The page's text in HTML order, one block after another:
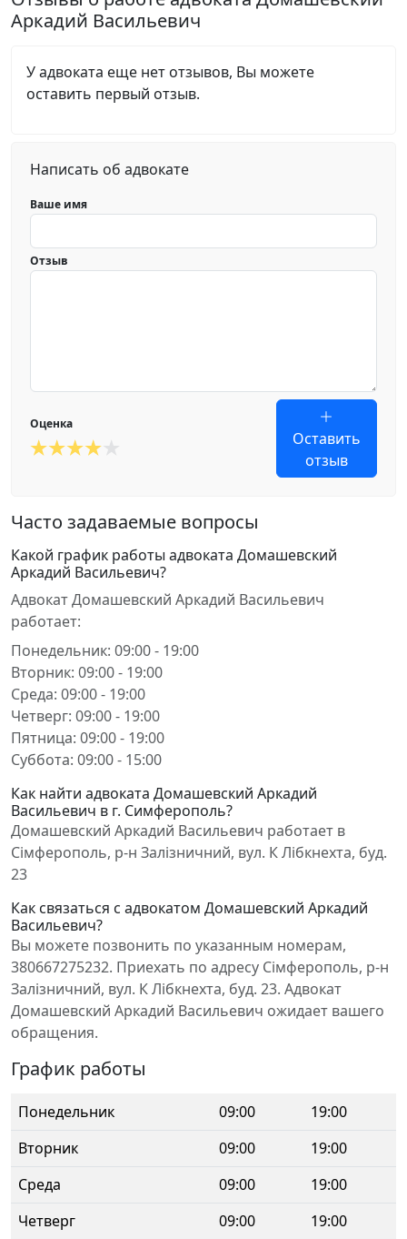
Аркадий Васильевич
У адвоката еще нет отзывов, Вы можете
оставить первый отзыв.
Написать об адвокате
Ваше имя
Отзыв
Оценка
Оставить
отзыв
Часто задаваемые вопросы
Какой график работы адвоката Домашевский
Аркадий Васильевич?
Адвокат Домашевский Аркадий Васильевич
работает:
Понедельник: 09:00 - 19:00
Вторник: 09:00 - 19:00
Среда: 09:00 - 19:00
Четверг: 09:00 - 19:00
Пятница: 09:00 - 19:00
Суббота: 09:00 - 15:00
Как найти адвоката Домашевский Аркадий
Васильевич в г. Симферополь?
Домашевский Аркадий Васильевич работает в
Сімферополь, р-н Залізничний, вул. К Лібкнехта, буд.
23
Как связаться с адвокатом Домашевский Аркадий
Васильевич?
Вы можете позвонить по указанным номерам,
380667275232. Приехать по адресу Сімферополь, р-н
Залізничний, вул. К Лібкнехта, буд. 23. Адвокат
Домашевский Аркадий Васильевич ожидает вашего
обращения.
График работы
Понедельник 09:00
19:00
Вторник
09:00
19:00
Среда
09:00
19:00
Четверг
09:00
19:00